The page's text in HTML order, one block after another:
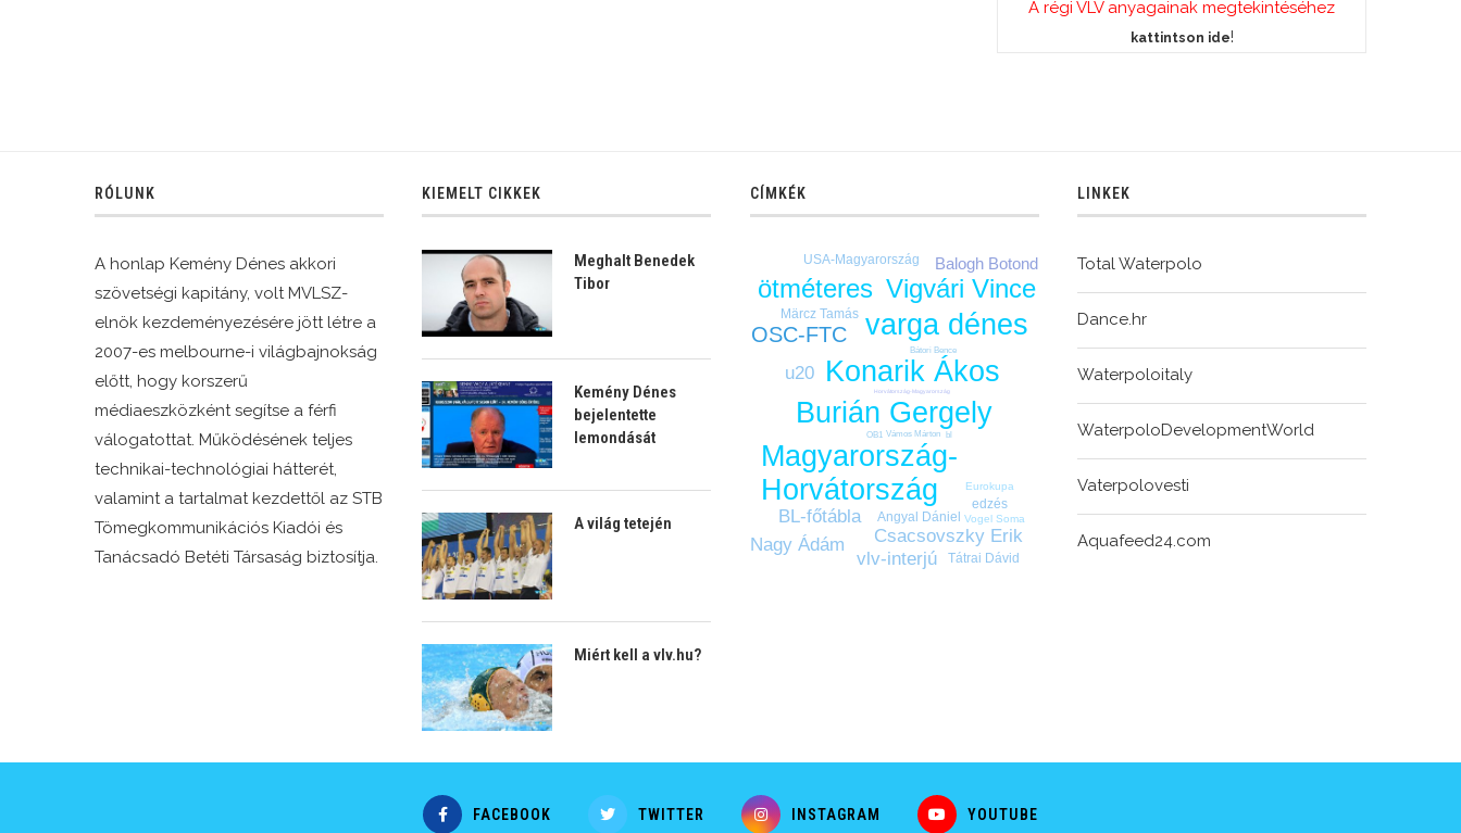
A régi VLV anyagainak megtekintéséhez
kattintson ide!
RÓLUNK
A honlap Kemény Dénes akkori
szövetségi kapitány, volt MVLSZ-
elnök kezdeményezésére jött létre a
2007-es melbourne-i világbajnokság
előtt, hogy korszerű
médiaeszközként segítse a férfi
válogatottat. Működésének teljes
technikai-technológiai hátterét,
valamint a tartalmat kezdettől az STB
Tömegkommunikációs Kiadói és
Tanácsadó Betéti Társaság biztosítja.
KIEMELT CIKKEK
Meghalt Benedek
Tibor
Kemény Dénes
bejelentette
lemondását
A világ tetején
Miért kell a vlv.hu?
CÍMKÉK
Burián Gergely
Konarik Ákos
Magyarország-
Horvátország
varga dénes
Vigvári Vince
ötméteres
OSC-FTC
BL-főtábla
Csacsovszky Erik
Nagy Ádám
u20
vlv-interjú
Balogh Botond
Angyal Dániel
edzés
Märcz Tamás
Tátrai Dávid
USA-Magyarország
Eurokupa
Vogel Soma
bl
Bátori Bence
OB1 Vámos Márton
Horvátország-Magyarország
LINKEK
Total Waterpolo
Dance.hr
Waterpoloitaly
WaterpoloDevelopmentWorld
Vaterpolovesti
Aquafeed24.com
FACEBOOK TWITTER INSTAGRAM YOUTUBE